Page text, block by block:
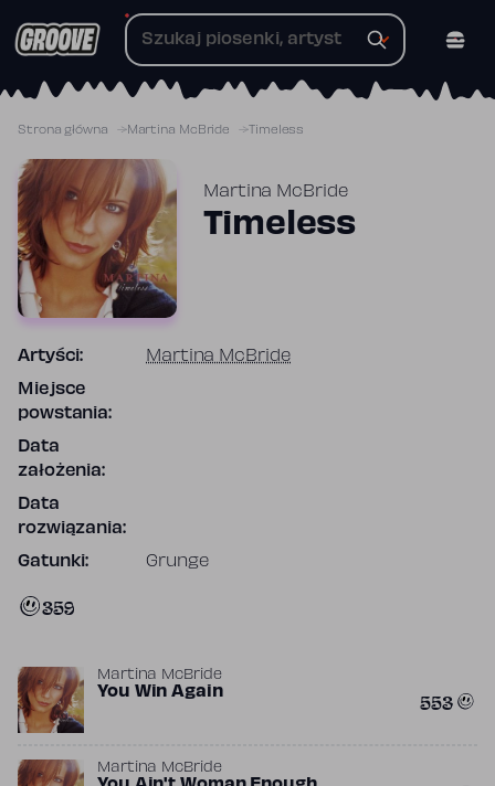
do
Strona główna Martina McBride Timeless
Martina McBride
Timeless
Artyści: Martina McBride
Miejsce
powstania:
Data
założenia:
Data
rozwiązania:
Gatunki: Grunge
359
Martina McBride
You Win Again 553
Martina McBride